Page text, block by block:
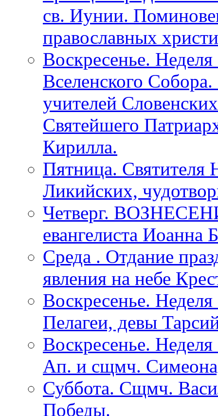
св. Иунии.
православных
Воскресенье.
Вселенского
учителей
Святейшего
Кирилла.
Пятница. Святителя
Ликийских,
Четверг.
евангелиста Иоанна
Среда . Отдание
явления на небе
Воскресенье.
Пелагеи, девы
Воскресенье.
Ап. и сщмч.
Суббота. Сщмч.
Победы.